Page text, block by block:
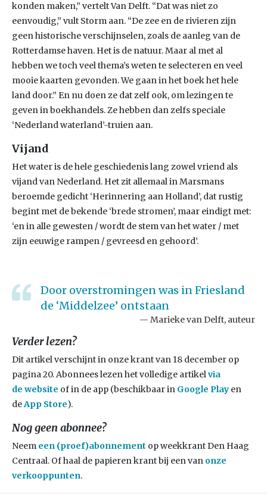
konden maken,” vertelt Van Delft. “Dat was niet zo
eenvoudig,” vult Storm aan. “De zee en de rivieren zijn
geen historische verschijnselen, zoals de aanleg van de
Rotterdamse haven. Het is de natuur. Maar al met al
hebben we toch veel thema’s weten te selecteren en veel
mooie kaarten gevonden. We gaan in het boek het hele
land door.” En nu doen ze dat zelf ook, om lezingen te
geven in boekhandels. Ze hebben dan zelfs speciale
‘Nederland waterland’-truien aan.
Vijand
Het water is de hele geschiedenis lang zowel vriend als
vijand van Nederland. Het zit allemaal in Marsmans
beroemde gedicht ‘Herinnering aan Holland’, dat rustig
begint met de bekende ‘brede stromen’, maar eindigt met:
‘en in alle gewesten / wordt de stem van het water / met
zijn eeuwige rampen / gevreesd en gehoord’.
Door overstromingen was in Friesland
de ‘Middelzee’ ontstaan
Marieke van Delft, auteur
Verder lezen?
Dit artikel verschijnt in onze krant van 18 december op
pagina 20. Abonnees lezen het volledige artikelvia
de website of in de app (beschikbaar in Google Play en
deApp Store).
Nog geen abonnee?
Neem een (proef)abonnement op weekkrant Den Haag
Centraal. Of haal de papieren krant bij een van onze
verkooppunten.